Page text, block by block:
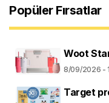
Popüler Fırsatlar
Woot
8/09/2026 -
Target